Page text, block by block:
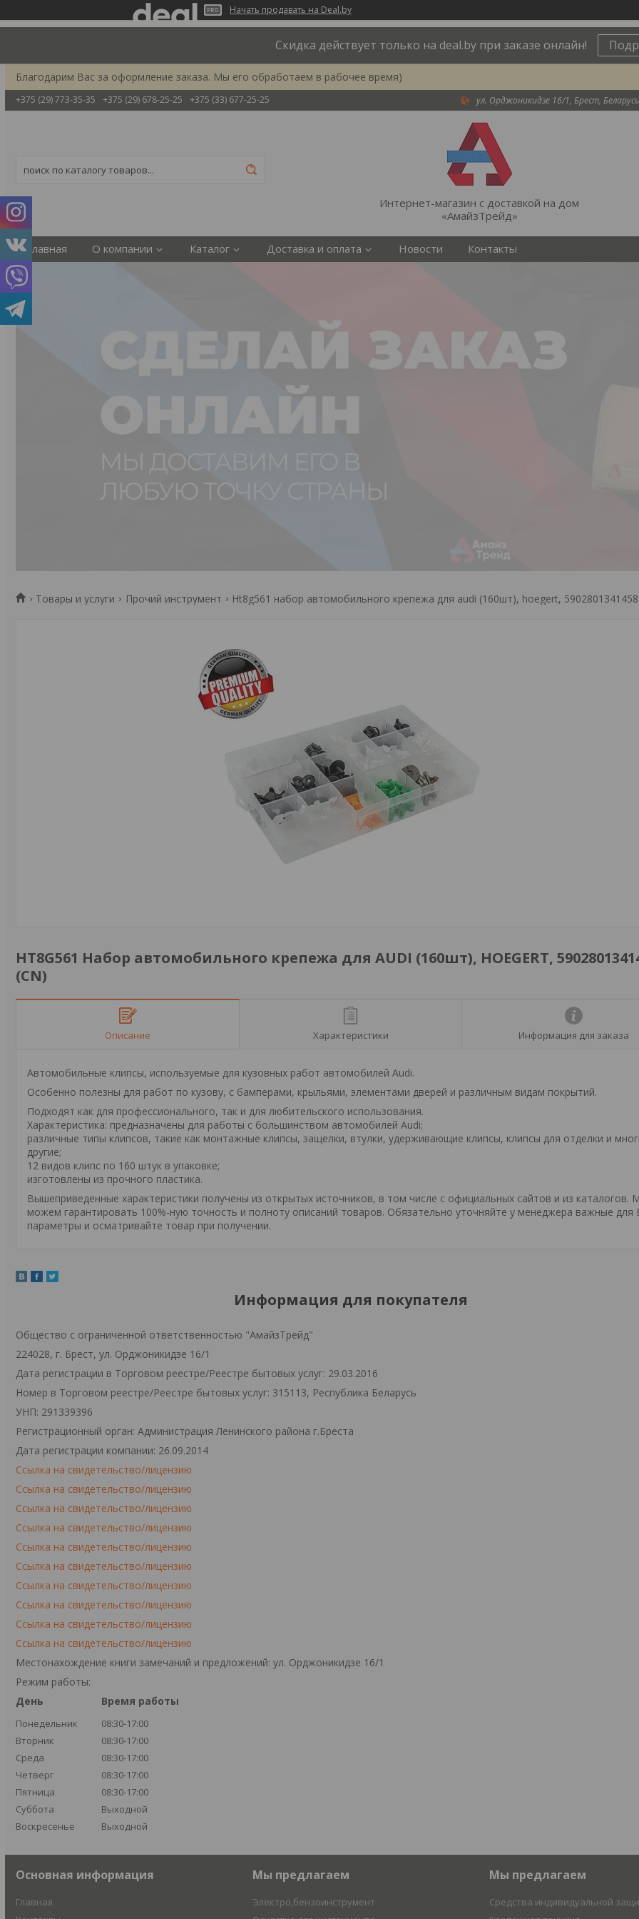
Начать продавать на Deal.by
Скидка действует только на deal.by при заказе онлайн!
Благодарим Вас за оформление заказа. Мы его обработаем в рабочее время)
+375 (29) 773-35-35 +375 (29) 678-25-25 +375 (33) 677-25-25 ул. Орджоникидзе 16/1, Брест, Беларусь
Интернет-магазин с доставкой на дом
«АмайзТрейд»
Главная О компании Каталог Доставка и оплата Новости Контакты
Товары и услуги Прочий инструмент Ht8g561 набор автомобильного крепежа для audi (160шт), hoegert,
HT8G561 Набор автомобильного крепежа для AUDI (160шт), HOEGERT,
(CN)
Описание Характеристики Информация для заказа
Автомобильные клипсы, используемые для кузовных работ автомобилей Audi.
Особенно полезны для работ по кузову, с бамперами, крыльями, элементами дверей и различным видам покрытий.
Подходят как для профессионального, так и для любительского использования.
Характеристика: предназначены для работы с большинством автомобилей Audi;
различные типы клипсов, такие как монтажные клипсы, защелки, втулки, удерживающие клипсы, клипсы для отделки и
другие;
12 видов клипс по 160 штук в упаковке;
изготовлены из прочного пластика.
Вышеприведенные характеристики получены из открытых источников, в том числе с официальных сайтов и из каталогов.
можем гарантировать 100%-ную точность и полноту описаний товаров. Обязательно уточняйте у менеджера важные для
параметры и осматривайте товар при получении.
Информация для покупателя
Общество с ограниченной ответственностью "АмайзТрейд"
224028, г. Брест, ул. Орджоникидзе 16/1
Дата регистрации в Торговом реестре/Реестре бытовых услуг: 29.03.2016
Номер в Торговом реестре/Реестре бытовых услуг: 315113, Республика Беларусь
УНП: 291339396
Регистрационный орган: Администрация Ленинского района г.Бреста
Дата регистрации компании: 26.09.2014
Ссылка на свидетельство/лицензию
Ссылка на свидетельство/лицензию
Ссылка на свидетельство/лицензию
Ссылка на свидетельство/лицензию
Ссылка на свидетельство/лицензию
Ссылка на свидетельство/лицензию
Ссылка на свидетельство/лицензию
Ссылка на свидетельство/лицензию
Ссылка на свидетельство/лицензию
Ссылка на свидетельство/лицензию
Местонахождение книги замечаний и предложений: ул. Орджоникидзе 16/1
Режим работы:
День
Время работы
Понедельник
08:30-17:00
Вторник
08:30-17:00
Среда
08:30-17:00
Четверг
08:30-17:00
Пятница
08:30-17:00
Суббота
Выходной
Воскресенье
Выходной
Основная информация
Главная
Мы предлагаем
Электро,бензоинструмент
Мы предлагаем
Средства индивидуальной